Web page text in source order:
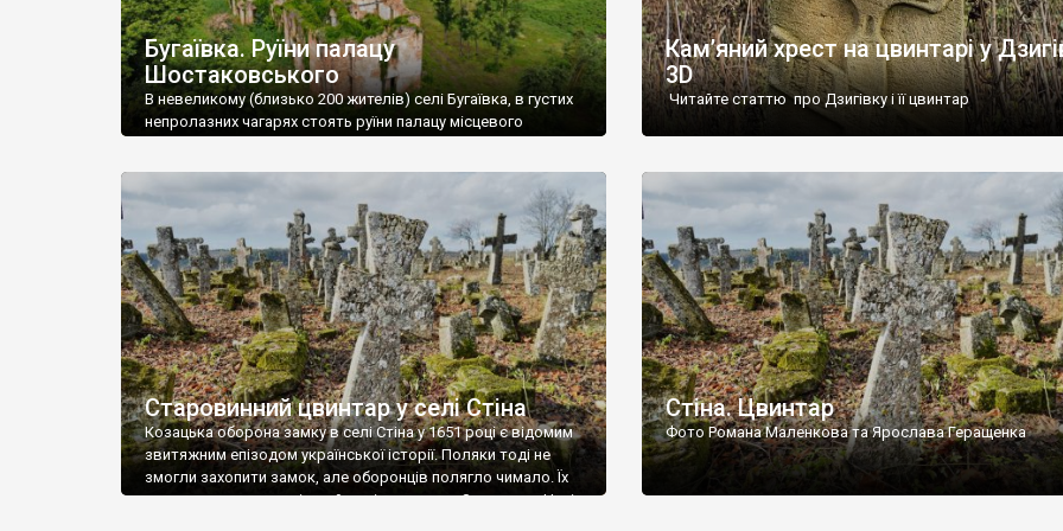
Бугаївка. Руїни палацу
Шостаковського
В невеликому (близько 200 жителів) селі Бугаївка, в густих
непролазних чагарях стоять руїни палацу місцевого
потім клуб, ще пізніше – гуртожиток. У 60-х роках минулого
століття тут розмістили туберкульозну лікарню. Коли із
палацу виїхала лікарня – ми точно не […]
Кам’яний хрест на цвинтарі у
3D
Читайте статтю про Дзигівку і її цвинтар
Старовинний цвинтар у селі Стіна
Козацька оборона замку в селі Стіна у 1651 році є відомим
звитяжним епізодом української історії. Поляки тоді не
змогли захопити замок, але оборонців полягло чимало. Їх
поховали на цвинтарі, який тоді називався Замковим. Нині
Стіна. Цвинтар
Фото Романа Маленкова та Ярослава Геращенка